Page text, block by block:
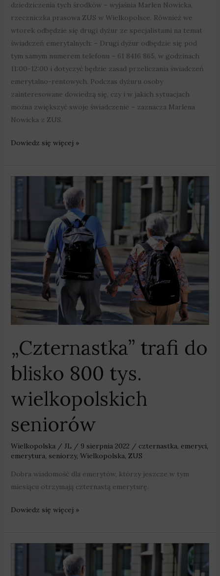
dziedziczenia tych środków – wyjaśnia Marlen Nowicka,
rzeczniczka prasowa ZUS w Wielkopolsce. Również we
wtorek odbędzie się drugi dyżur ze specjalistami na temat
świadczeń emerytalnych: – Drugi dyżur odbędzie się pod
tym samym numerem telefonu – 61 8416 865, w godzinach
11:00-12:00 i dotyczyć będzie zasad przeliczania świadczeń
emerytalno-rentowych. Podczas dyżuru osoby
zainteresowane dowiedzą się, czy i w jakich sytuacjach
można zwiększyć swoje świadczenie – zaznacza Marlena
Nowicka z ZUS.
Dowiedz się więcej »
„Czternastka” trafi do
blisko 800 tys.
wielkopolskich
seniorów
Wielkopolska/ JL / 9 sierpnia 2022 / czternastka, emeryci,
emerytura, seniorzy, Wielkopolska, ZUS
Dobra wiadomość dla emerytów, którzy jeszcze w tym
miesiącu otrzymają czternastą emeryturę.
„Czternastka”
blisko
wielkopolskich
seniorów
Dowiedz się więcej »